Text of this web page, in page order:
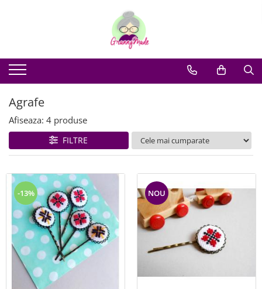
Agrafe
Afiseaza: 4 produse
FILTRE
-13% NOU